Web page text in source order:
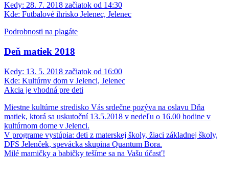
Kedy: 28. 7. 2018 začiatok od 14:30
Kde: Futbalové ihrisko Jelenec, Jelenec
Podrobnosti na plagáte
Deň matiek 2018
Kedy: 13. 5. 2018 začiatok od 16:00
Kde: Kultúrny dom v Jelenci, Jelenec
Akcia je vhodná pre deti
Miestne kultúrne stredisko Vás srdečne pozýva na oslavu Dňa
matiek, ktorá sa uskutoční 13.5.2018 v nedeľu o 16.00 hodine v
kultúrnom dome v Jelenci.
V programe vystúpia: deti z materskej školy, žiaci základnej školy,
DFS Jelenček, spevácka skupina Quantum Bora.
Milé mamičky a babičky tešíme sa na Vašu účasť!